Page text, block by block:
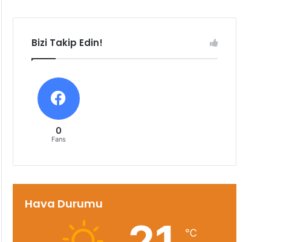
Bizi Takip Edin!
0
Fans
Hava Durumu
℃